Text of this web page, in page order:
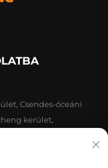
Csendes-óceáni
kerület,